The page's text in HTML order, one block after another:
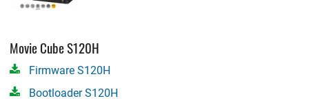
Movie Cube S120H
Firmware S120H
Bootloader S120H